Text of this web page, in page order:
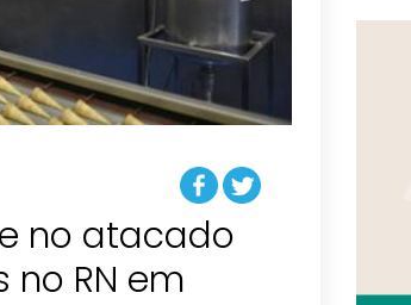
no atacado
RN em